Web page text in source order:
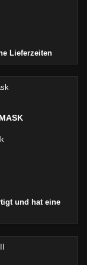
Lieferzeiten
und hat eine